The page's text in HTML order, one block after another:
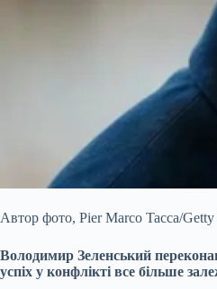
Автор фото, Pier Marco Tacca/Getty
Володимир Зеленський
успіх у конфлікті все більше